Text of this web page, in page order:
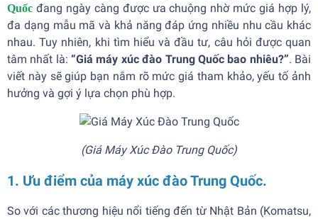
Quốc đang ngày càng được ưa chuộng nhờ mức giá hợp lý,
đa dạng mẫu mã và khả năng đáp ứng nhiều nhu cầu khác
nhau. Tuy nhiên, khi tìm hiểu và đầu tư, câu hỏi được quan
tâm nhất là: “Giá máy xúc đào Trung Quốc bao nhiêu?”. Bài
viết này sẽ giúp bạn nắm rõ mức giá tham khảo, yếu tố ảnh
hưởng và gợi ý lựa chọn phù hợp.
(Giá Máy Xúc Đào Trung Quốc)
1. Ưu điểm của máy xúc đào Trung Quốc.
So với các thương hiệu nổi tiếng đến từ Nhật Bản (Komatsu,